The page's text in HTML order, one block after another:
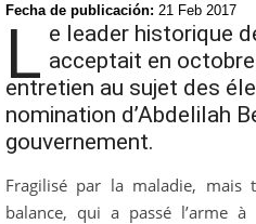
Fecha de publicación: 21 Feb 2017
L e leader historique
acceptait en
entretien au sujet des
nomination d’Abdelilah
gouvernement.
Fragilisé par la maladie, mais
balance, qui a passé l’arme
MARRUECOS
Les grands vainqueurs des
élections 2021: RNI, PAM,
Istiqlal
MARRUECOS: ELECCIONES
GENERALES, 8/9/2021
Análisis